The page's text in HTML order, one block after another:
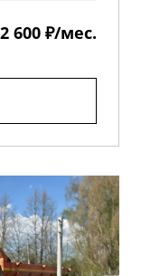
600 ₽/мес.